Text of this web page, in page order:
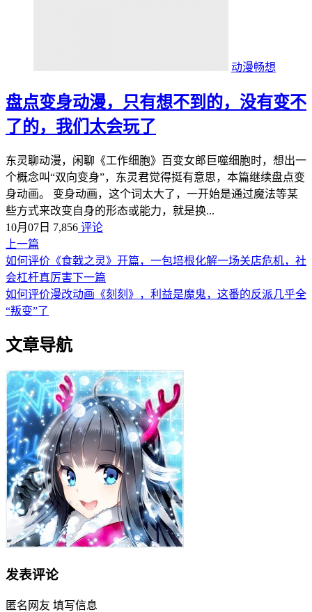
动漫畅想
盘点变身动漫，只有想不到的，没有变不
了的，我们太会玩了
东灵聊动漫，闲聊《工作细胞》百变女郎巨噬细胞时，想出一
个概念叫“双向变身”，东灵君觉得挺有意思，本篇继续盘点变
身动画。 变身动画，这个词太大了，一开始是通过魔法等某
些方式来改变自身的形态或能力，就是换...
10月07日 7,856 评论
上一篇
如何评价《食戟之灵》开篇，一包培根化解一场关店危机，社
会杠杆真厉害下一篇
如何评价漫改动画《刻刻》，利益是魔鬼，这番的反派几乎全
“叛变”了
文章导航
发表评论
匿名网友 填写信息